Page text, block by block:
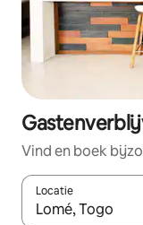
Vind en boek
Locatie
Wanneer er